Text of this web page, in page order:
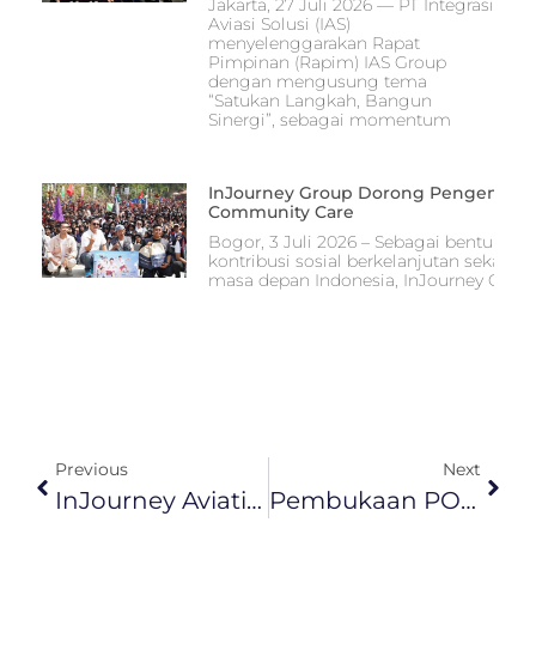
Aviasi Solusi (IAS)
menyelenggarakan Rapat
Pimpinan (Rapim) IAS Group
dengan mengusung tema
“Satukan Langkah, Bangun
Sinergi”, sebagai momentum
InJourney Group Dorong
Community Care
Bogor, 3 Juli 2026 – Sebagai bentuk
kontribusi sosial berkelanjutan
masa depan Indonesia, InJourney
Previous
InJourney Aviation Services (IAS) Mengadakan Acara Berbuka Puasa Bersama Seluruh Tim Communication InJourney Group
Next
Pembukaan POSKO Gabungan Nasional (POSGABNAS) IAS Group Th 2024, Pastikan Kelancaran Mudik